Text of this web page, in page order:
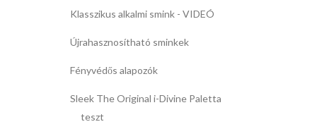
Klasszikus alkalmi smink - VIDEÓ
Újrahasznosítható sminkek
Fényvédős alapozók
Sleek The Original i-Divine Paletta
teszt